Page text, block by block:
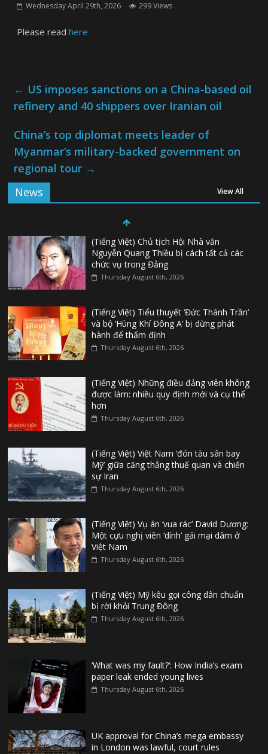
Wednesday April 29th, 2026 299 Views
Please readhere
← US imposes sanctions on a China-based oil
refinery and 40 shippers over Iranian oil
China’s top diplomat meets leader of
Myanmar’s military-backed government on
regional tour →
News
View All
(Tiếng Việt) Chủ tịch Hội Nhà văn
Nguyễn Quang Thiều bị cách tất cả các
chức vụ trong Đảng
Thursday August 6th, 2026
(Tiếng Việt) Tiểu thuyết ‘Đức Thánh Trần’
và bộ ‘Hùng Khí Đông A’ bị dừng phát
hành để thẩm định
Thursday August 6th, 2026
(Tiếng Việt) Những điều đảng viên không
được làm: nhiều quy định mới và cụ thể
hơn
Thursday August 6th, 2026
(Tiếng Việt) Việt Nam ‘đón tàu sân bay
Mỹ’ giữa căng thẳng thuế quan và chiến
sự Iran
Thursday August 6th, 2026
(Tiếng Việt) Vụ án ‘vua rác’ David Dương:
Một cựu nghị viên ‘dính’ gái mại dâm ở
Việt Nam
Thursday August 6th, 2026
(Tiếng Việt) Mỹ kêu gọi công dân chuẩn
bị rời khỏi Trung Đông
Thursday August 6th, 2026
‘What was my fault?’: How India’s exam
paper leak ended young lives
Thursday August 6th, 2026
UK approval for China’s mega embassy
in London was lawful, court rules